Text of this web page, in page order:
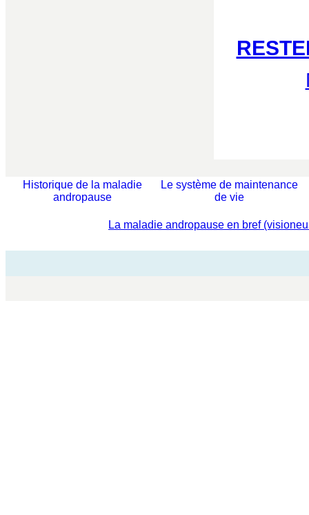
Historique de la maladie
andropause
Le système de maintenance
de vie
La maladie andropause en bref